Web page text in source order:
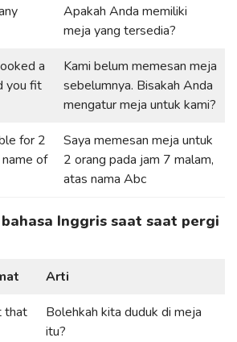
Apakah Anda memiliki
meja yang tersedia?
a
you fit
Kami belum memesan meja
sebelumnya. Bisakah Anda
mengatur meja untuk kami?
for 2
of
Saya memesan meja untuk
2 orang pada jam 7 malam,
atas nama Abc
Inggris saat saat pergi
Arti
that
Bolehkah kita duduk di meja
itu?